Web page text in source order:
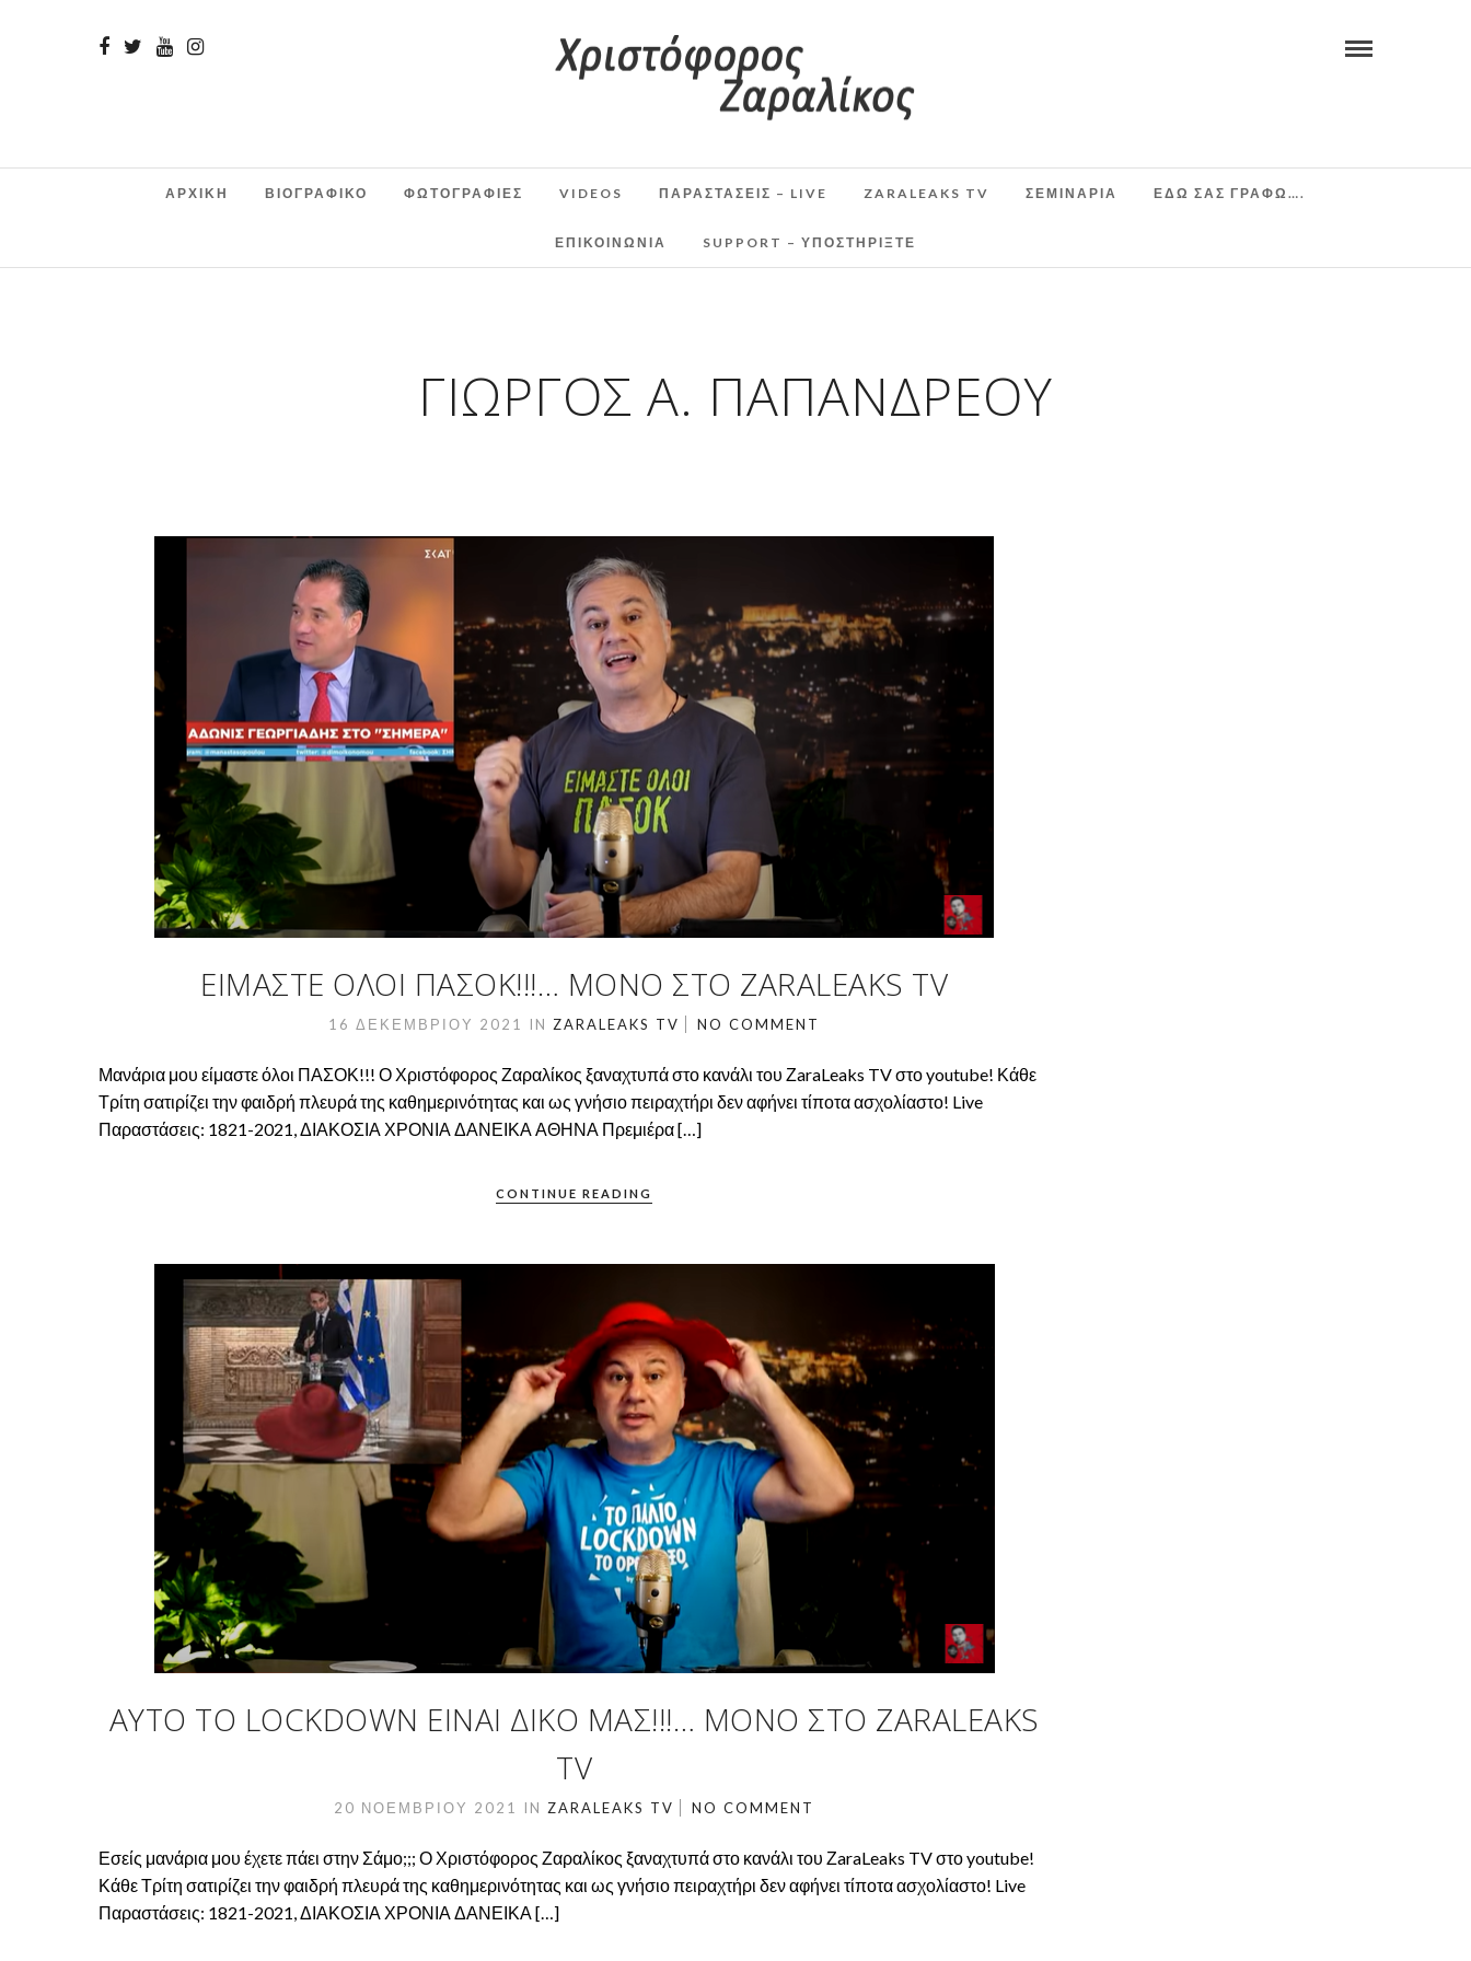
ΑΡΧΙΚΗ ΒΙΟΓΡΑΦΙΚΟ ΦΩΤΟΓΡΑΦΙΕΣ VIDEOS ΠΑΡΑΣΤΆΣΕΙΣ – LIVE ZARALEAKS TV ΣΕΜΙΝΆΡΙΑ ΕΔΩ ΣΑΣ ΓΡΑΦΩ….
ΕΠΙΚΟΙΝΩΝΙΑ SUPPORT – ΥΠΟΣΤΗΡΊΞΤΕ
ΓΙΏΡΓΟΣ Α. ΠΑΠΑΝΔΡΈΟΥ
ΕΊΜΑΣΤΕ ΌΛΟΙ ΠΑΣΟΚ!!!… ΜΌΝΟ ΣΤΟ ZARALEAKS TV
16 ΔΕΚΕΜΒΡΊΟΥ 2021 IN ZARALEAKS TV NO COMMENT
Μανάρια μου είμαστε όλοι ΠΑΣΟΚ!!! Ο Χριστόφορος Ζαραλίκος ξαναχτυπά στο κανάλι του ΖaraLeaks TV στο youtube! Κάθε
Τρίτη σατιρίζει την φαιδρή πλευρά της καθημερινότητας και ως γνήσιο πειραχτήρι δεν αφήνει τίποτα ασχολίαστο! Live
Παραστάσεις: 1821-2021, ΔΙΑΚΟΣΙΑ ΧΡΟΝΙΑ ΔΑΝΕΙΚΑ ΑΘΗΝΑ Πρεμιέρα […]
CONTINUE READING
ΑΥΤΌ ΤΟ LOCKDOWN ΕΊΝΑΙ ΔΙΚΌ ΜΑΣ!!!… ΜΌΝΟ ΣΤΟ ZARALEAKS
TV
20 ΝΟΕΜΒΡΊΟΥ 2021 IN ZARALEAKS TV NO COMMENT
Εσείς μανάρια μου έχετε πάει στην Σάμο;;; Ο Χριστόφορος Ζαραλίκος ξαναχτυπά στο κανάλι του ΖaraLeaks TV στο youtube!
Κάθε Τρίτη σατιρίζει την φαιδρή πλευρά της καθημερινότητας και ως γνήσιο πειραχτήρι δεν αφήνει τίποτα ασχολίαστο! Live
Παραστάσεις: 1821-2021, ΔΙΑΚΟΣΙΑ ΧΡΟΝΙΑ ΔΑΝΕΙΚΑ […]